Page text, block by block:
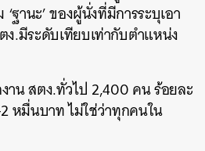
ฐานะ’ ของผู้นั่งที่มีการระบุเอา
ง.มีระดับเทียบเท่ากับตำแหน่ง
าน สตง.ทั่วไป 2,400 คน ร้อยละ
หมื่นบาท ไม่ใช่ว่าทุกคนใน